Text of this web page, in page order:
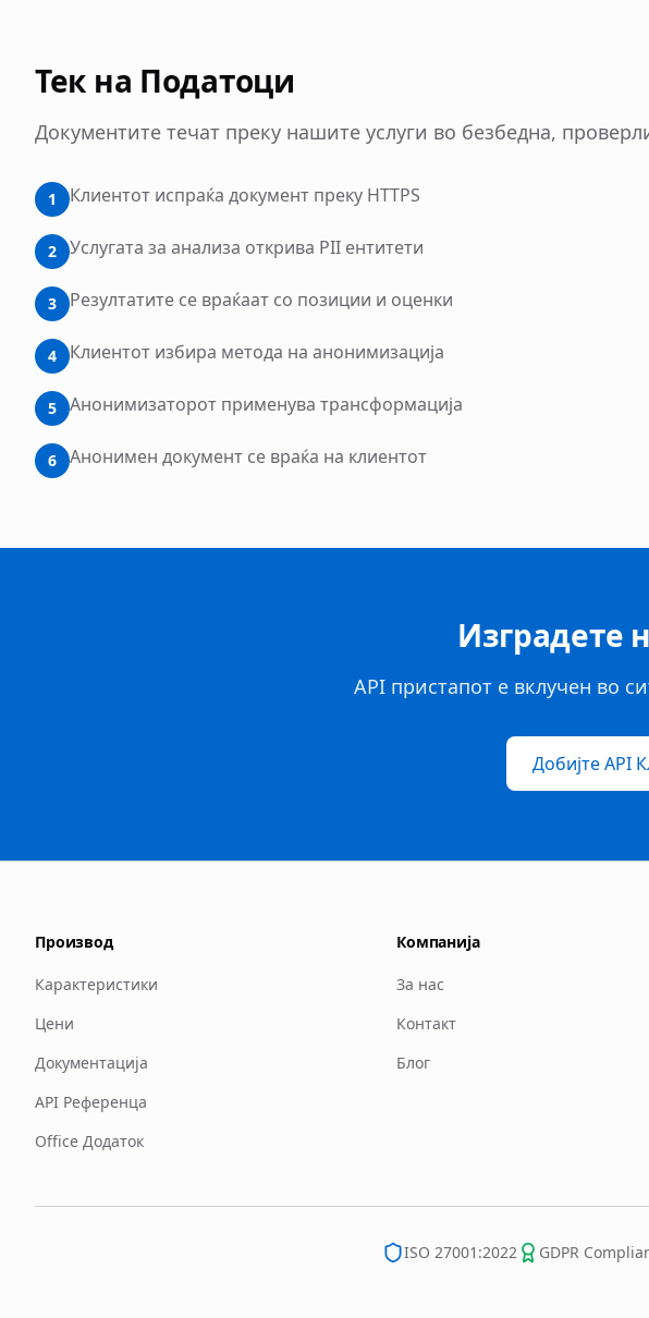
Тек на Податоци
Документите течат преку нашите услуги во безбедна,
1 Клиентот испраќа документ преку HTTPS
2 Услугата за анализа открива PII ентитети
3 Резултатите се враќаат со позиции и оценки
4 Клиентот избира метода на анонимизација
5 Анонимизаторот применува трансформација
6 Анонимен документ се враќа на клиентот
Изградете
API пристапот е вклучен во
Добијте API
Производ
Карактеристики
Цени
Документација
API Референца
Office Додаток
Компанија
За нас
Контакт
Блог
ISO 27001:2022 GDPR